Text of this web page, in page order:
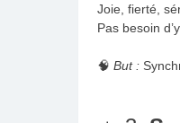
Joie, fierté,
Pas besoin
🧠 But :